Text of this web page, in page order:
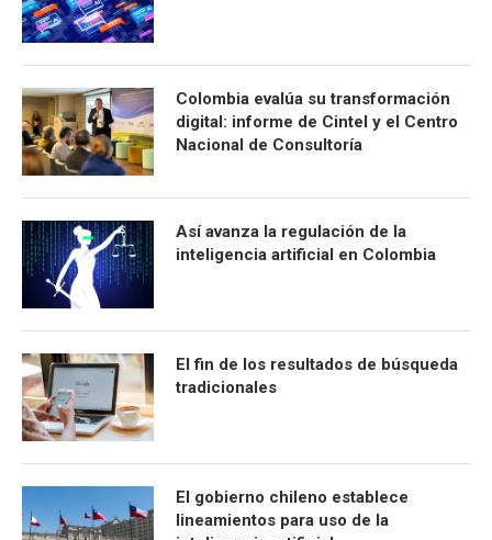
Colombia evalúa su transformación
digital: informe de Cintel y el Centro
Nacional de Consultoría
Así avanza la regulación de la
inteligencia artificial en Colombia
El fin de los resultados de búsqueda
tradicionales
El gobierno chileno establece
lineamientos para uso de la